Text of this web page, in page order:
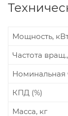
Мощность,
Частота
Номинальная
КПД (%)
Масса, кг